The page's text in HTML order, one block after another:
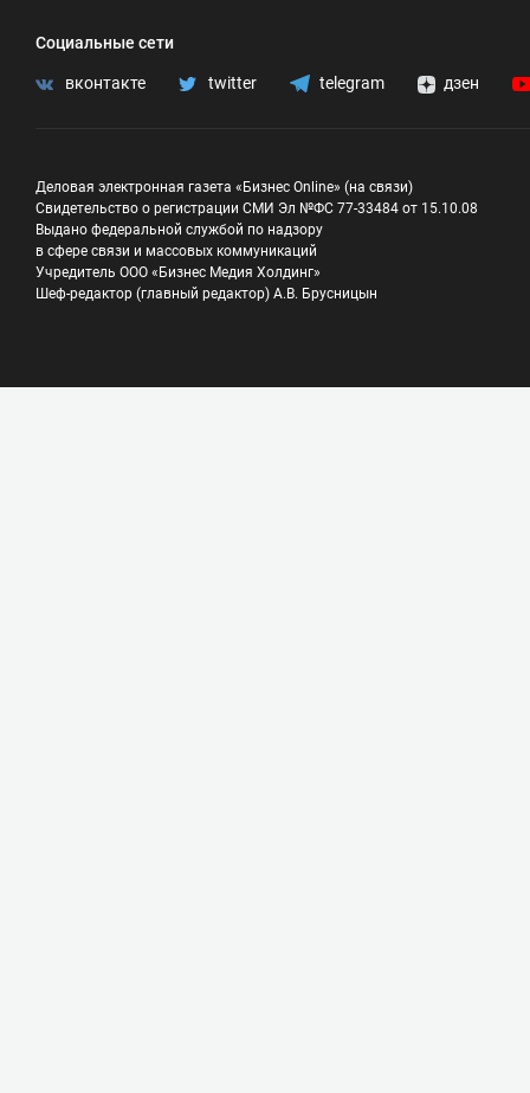
Социальные сети
вконтакте twitter telegram дзен
Деловая электронная газета «Бизнес Online» (на связи)
Свидетельство о регистрации СМИ Эл №ФС 77-33484 от 15.10.08
Выдано федеральной службой по надзору
в сфере связи и массовых коммуникаций
Учредитель ООО «Бизнес Медия Холдинг»
Шеф-редактор (главный редактор) А.В. Брусницын